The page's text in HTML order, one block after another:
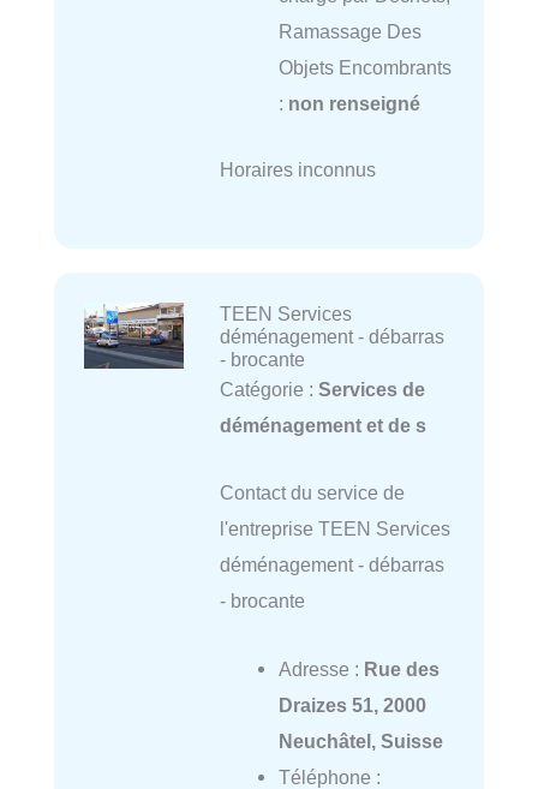
Ramassage Des
Objets Encombrants
: non renseigné
Horaires inconnus
TEEN Services
déménagement - débarras
- brocante
Catégorie : Services de
déménagement et de s
Contact du service de
l'entreprise TEEN Services
déménagement - débarras
- brocante
Adresse : Rue des
Draizes 51, 2000
Neuchâtel, Suisse
Téléphone :